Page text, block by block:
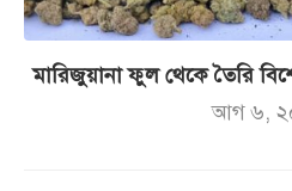
মারিজুয়ানা ফুল থেকে তৈরি
আগ ৬,